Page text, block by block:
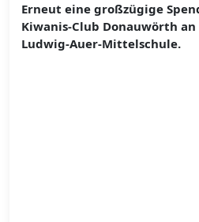
Erneut eine großzügige
Kiwanis-Club Donauwörth
Ludwig-Auer-Mittelschule.